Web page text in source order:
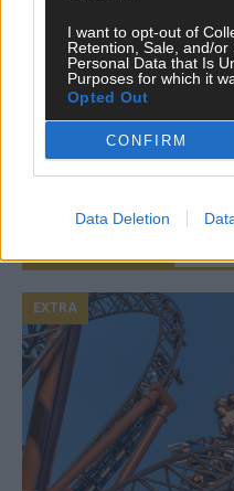
I want to opt-out of
Retention, Sale, and/or
Personal Data that Is
Purposes for which it
Opted Out
CONFIRM
Data Deletion
Benachrichtige mich über
Benachrichtige mich über
EXTRA